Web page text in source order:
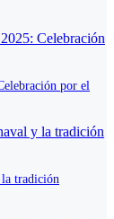
por el
tradición